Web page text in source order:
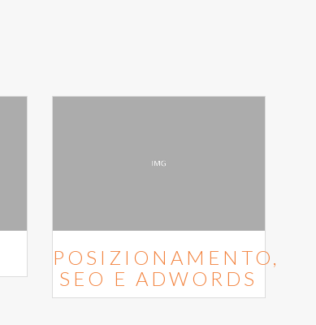
POSIZIONAMENTO,
SEO E ADWORDS